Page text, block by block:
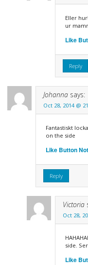
Eller
ur
Like
Reply
Johanna says:
Oct 28, 2014 @
Fantastiskt
on the side
Like Button
Reply
Victoria
Oct 28,
side.
Like